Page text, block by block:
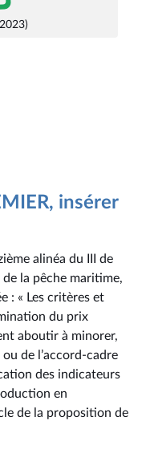
insérer
alinéa du III de
de la pêche maritime,
: « Les critères et
du prix
aboutir à minorer,
de l’accord-cadre
des indicateurs
en
de la proposition de